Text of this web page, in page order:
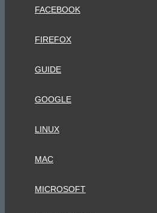
FACEBOOK
FIREFOX
GUIDE
GOOGLE
LINUX
MAC
MICROSOFT